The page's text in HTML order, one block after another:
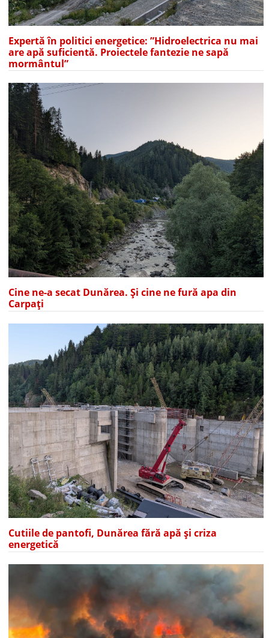
Expertă în politici energetice: ”Hidroelectrica nu mai
are apă suficientă. Proiectele fantezie ne sapă
mormântul”
Cine ne-a secat Dunărea. Și cine ne fură apa din
Carpați
Cutiile de pantofi, Dunărea fără apă și criza
energetică